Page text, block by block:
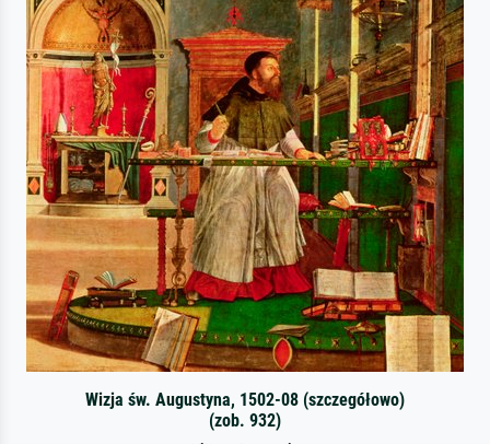
Wizja św. Augustyna, 1502-08 (szczegółowo)
(zob. 932)